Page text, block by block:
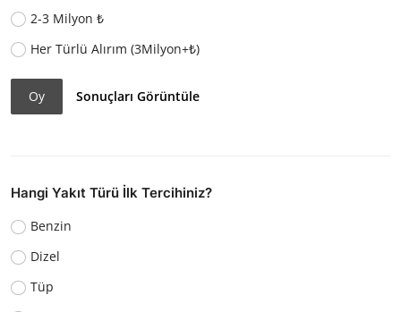
2-3 Milyon ₺
Her Türlü Alırım (3Milyon+₺)
Oy Sonuçları Görüntüle
Hangi Yakıt Türü İlk Tercihiniz?
Benzin
Dizel
Tüp